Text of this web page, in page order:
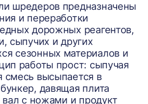
шредеров предназначены
и переработки
дорожных реагентов,
сыпучих и других
сезонных материалов и
работы прост: сыпучая
смесь высыпается в
давящая плита
вал с ножами и продукт